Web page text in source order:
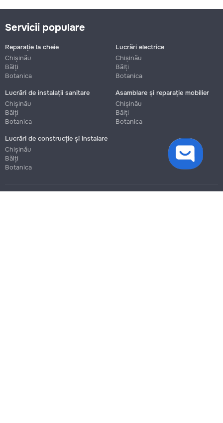
Servicii populare
Reparație la cheie
Chișinău
Bălți
Botanica
Lucrări electrice
Chișinău
Bălți
Botanica
Lucrări de instalații sanitare
Chișinău
Bălți
Botanica
Asamblare și reparație mobilier
Chișinău
Bălți
Botanica
Lucrări de construcție și instalare
Chișinău
Bălți
Botanica